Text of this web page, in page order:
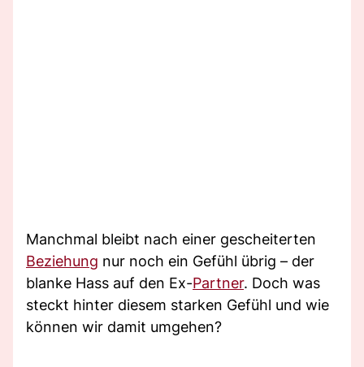
Manchmal bleibt nach einer gescheiterten
Beziehung nur noch ein Gefühl übrig – der
blanke Hass auf den Ex-Partner. Doch was
steckt hinter diesem starken Gefühl und wie
können wir damit umgehen?